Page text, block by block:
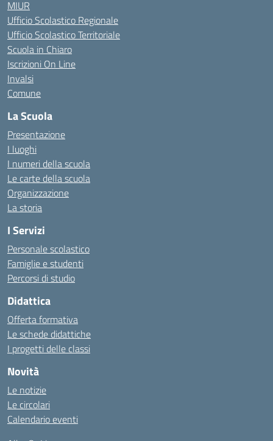
MIUR
Ufficio Scolastico Regionale
Ufficio Scolastico Territoriale
Scuola in Chiaro
Iscrizioni On Line
Invalsi
Comune
La Scuola
Presentazione
I luoghi
I numeri della scuola
Le carte della scuola
Organizzazione
La storia
I Servizi
Personale scolastico
Famiglie e studenti
Percorsi di studio
Didattica
Offerta formativa
Le schede didattiche
I progetti delle classi
Novità
Le notizie
Le circolari
Calendario eventi